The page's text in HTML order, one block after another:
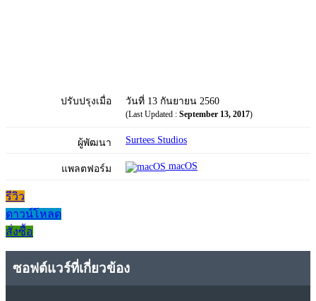
ปรับปรุงเมื่อ วันที่ 13 กันยายน 2560
(Last Updated : September 13, 2017)
ผู้พัฒนา Surtees Studios
แพลตฟอร์ม macOS
รีวิว
ดาวน์โหลด
สั่งซื้อ
ซอฟต์แวร์ที่เกี่ยวข้อง